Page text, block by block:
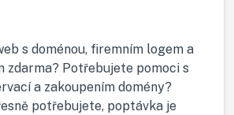
s doménou, firemním logem a
zdarma? Potřebujete pomoci s
a zakoupením domény?
potřebujete, poptávka je